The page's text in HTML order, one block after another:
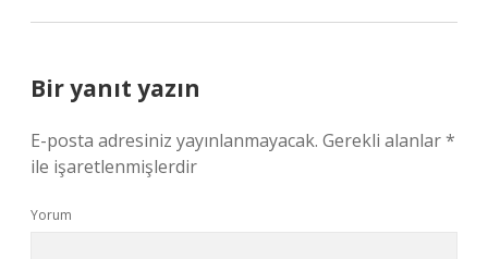
Bir yanıt yazın
E-posta adresiniz yayınlanmayacak. Gerekli alanlar*
ile işaretlenmişlerdir
Yorum